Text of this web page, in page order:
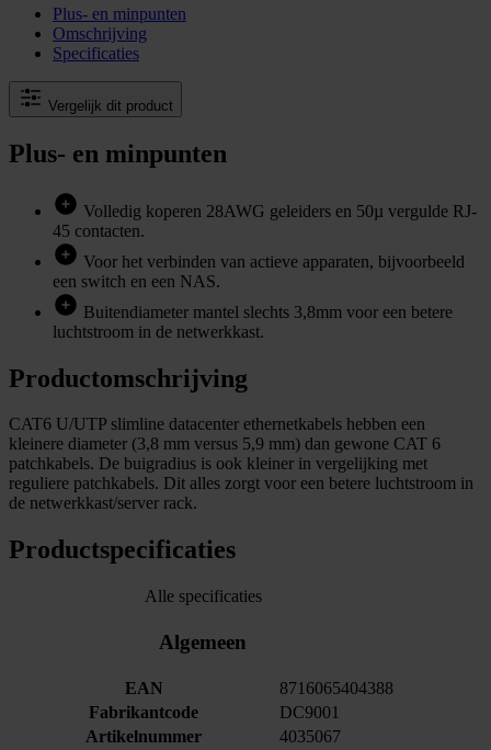
Plus- en minpunten
Omschrijving
Specificaties
Vergelijk dit product
Plus- en minpunten
Volledig koperen 28AWG geleiders en 50µ vergulde RJ-
45 contacten.
Voor het verbinden van actieve apparaten, bijvoorbeeld
een switch en een NAS.
Buitendiameter mantel slechts 3,8mm voor een betere
luchtstroom in de netwerkkast.
Productomschrijving
CAT6 U/UTP slimline datacenter ethernetkabels hebben een
kleinere diameter (3,8 mm versus 5,9 mm) dan gewone CAT 6
patchkabels. De buigradius is ook kleiner in vergelijking met
reguliere patchkabels. Dit alles zorgt voor een betere luchtstroom in
de netwerkkast/server rack.
Productspecificaties
Alle specificaties
Algemeen
EAN
8716065404388
Fabrikantcode
DC9001
Artikelnummer
4035067